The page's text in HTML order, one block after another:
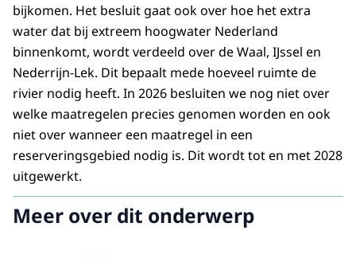
bijkomen. Het besluit gaat ook over hoe het extra
water dat bij extreem hoogwater Nederland
binnenkomt, wordt verdeeld over de Waal, IJssel en
Nederrijn-Lek. Dit bepaalt mede hoeveel ruimte de
rivier nodig heeft. In 2026 besluiten we nog niet over
welke maatregelen precies genomen worden en ook
niet over wanneer een maatregel in een
reserveringsgebied nodig is. Dit wordt tot en met 2028
uitgewerkt.
Meer over dit onderwerp